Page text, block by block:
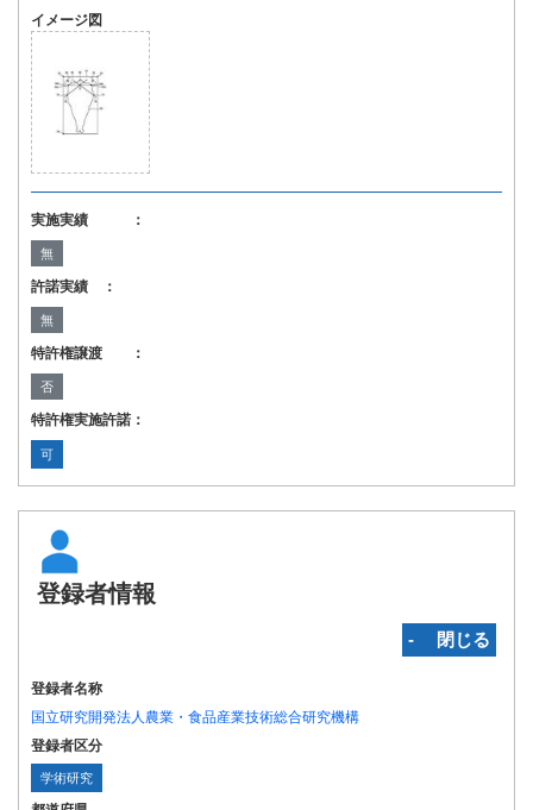
イメージ図
実施実績 ：
無
許諾実績 ：
無
特許権譲渡 ：
否
特許権実施許諾：
可
登録者情報
‐ 閉じる
登録者名称
国立研究開発法人農業・食品産業技術総合研究機構
登録者区分
学術研究